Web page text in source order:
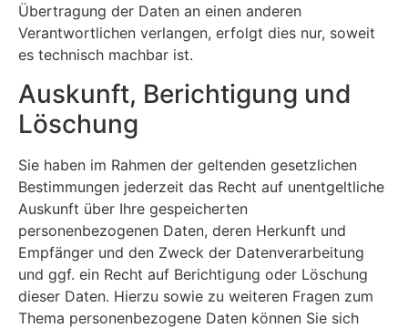
Übertragung der Daten an einen anderen
Verantwortlichen verlangen, erfolgt dies nur, soweit
es technisch machbar ist.
Auskunft, Berichtigung und
Löschung
Sie haben im Rahmen der geltenden gesetzlichen
Bestimmungen jederzeit das Recht auf unentgeltliche
Auskunft über Ihre gespeicherten
personenbezogenen Daten, deren Herkunft und
Empfänger und den Zweck der Datenverarbeitung
und ggf. ein Recht auf Berichtigung oder Löschung
dieser Daten. Hierzu sowie zu weiteren Fragen zum
Thema personenbezogene Daten können Sie sich